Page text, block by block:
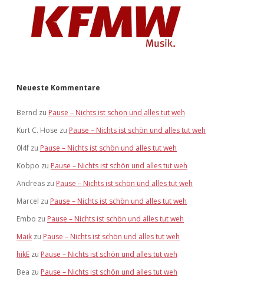
Neueste Kommentare
Bernd zu Pause – Nichts ist schön und alles tut weh
Kurt C. Hose zu Pause – Nichts ist schön und alles tut weh
0l4f zu Pause – Nichts ist schön und alles tut weh
Kobpo zu Pause – Nichts ist schön und alles tut weh
Andreas zu Pause – Nichts ist schön und alles tut weh
Marcel zu Pause – Nichts ist schön und alles tut weh
Embo zu Pause – Nichts ist schön und alles tut weh
Maik zu Pause – Nichts ist schön und alles tut weh
hikE zu Pause – Nichts ist schön und alles tut weh
Bea zu Pause – Nichts ist schön und alles tut weh